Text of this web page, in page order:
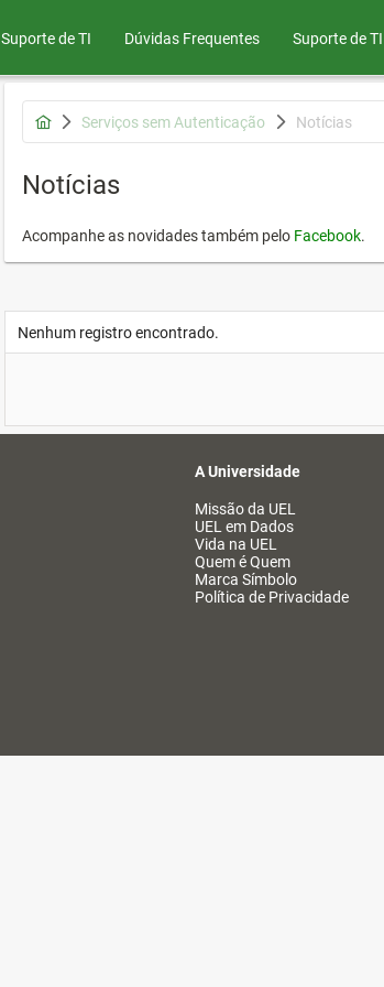
Suporte de TI Dúvidas Frequentes Suporte de TI
Serviços sem Autenticação Notícias
Notícias
Acompanhe as novidades também pelo Facebook.
Nenhum registro encontrado.
A Universidade
Missão da UEL
UEL em Dados
Vida na UEL
Quem é Quem
Marca Símbolo
Política de Privacidade